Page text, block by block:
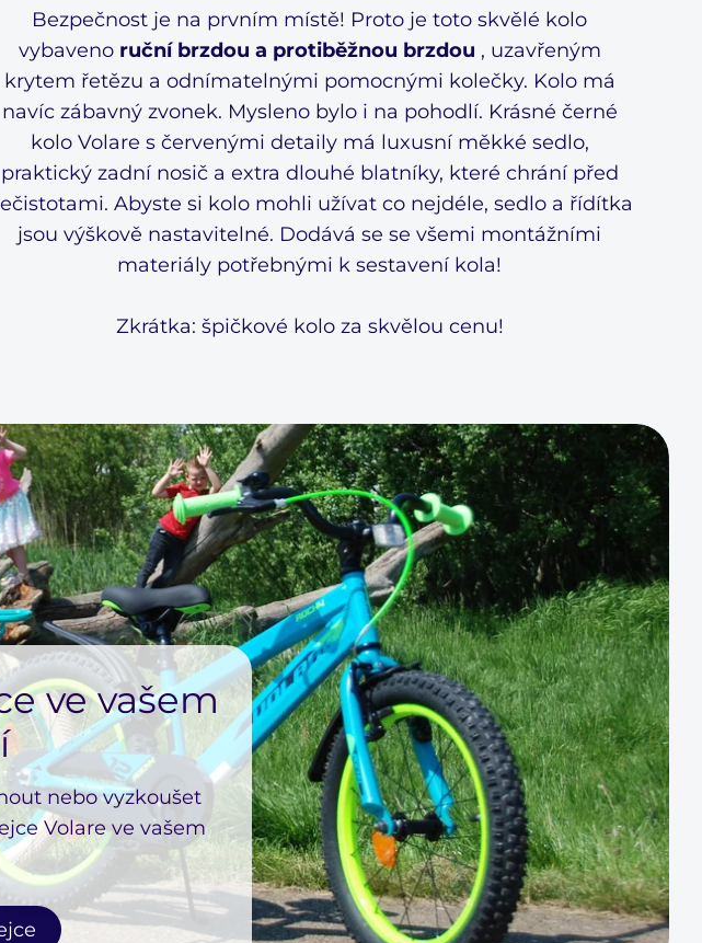
Bezpečnost je na prvním místě! Proto je toto skvělé kolo
vybaveno ruční brzdou a protiběžnou brzdou , uzavřeným
krytem řetězu a odnímatelnými pomocnými kolečky. Kolo má
navíc zábavný zvonek. Mysleno bylo i na pohodlí. Krásné černé
kolo Volare s červenými detaily má luxusní měkké sedlo,
praktický zadní nosič a extra dlouhé blatníky, které chrání před
Abyste si kolo mohli užívat co nejdéle, sedlo a řídítka
jsou výškově nastavitelné. Dodává se se všemi montážními
materiály potřebnými k sestavení kola!
Zkrátka: špičkové kolo za skvělou cenu!
ve vašem
nebo vyzkoušet
Volare ve vašem